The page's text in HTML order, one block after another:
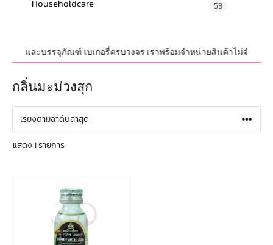
Householdcare 53
รณ์ และบรรจุภัณฑ์ เบเกอรี่ครบวงจร เราพร้อมจำหน่ายสินค้าไม่จำกัดจ
กลิ่นมะม่วงสุก
แสดง 1 รายการ